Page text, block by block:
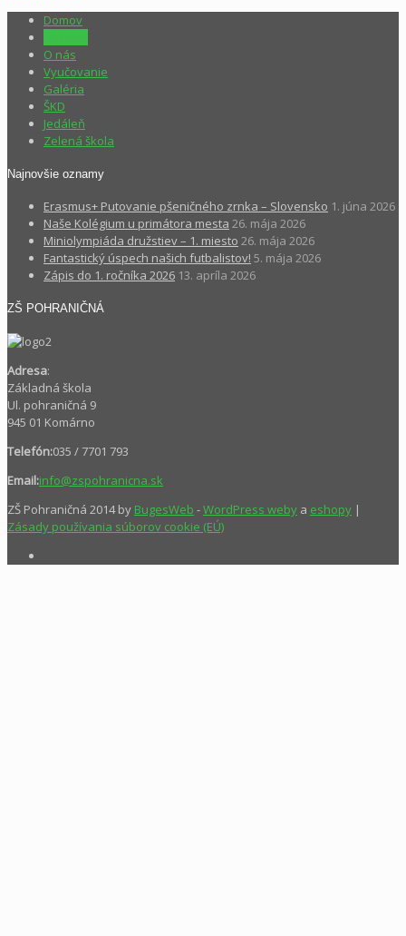
Domov
O nás
Vyučovanie
Galéria
ŠKD
Jedáleň
Zelená škola
Najnovšie oznamy
Erasmus+ Putovanie pšeničného zrnka – Slovensko 1. júna 2026
Naše Kolégium u primátora mesta 26. mája 2026
Miniolympiáda družstiev – 1. miesto 26. mája 2026
Fantastický úspech našich futbalistov! 5. mája 2026
Zápis do 1. ročníka 2026 13. apríla 2026
ZŠ POHRANIČNÁ
Adresa:
Základná škola
Ul. pohraničná 9
945 01 Komárno
Telefón:035 / 7701 793
Email:info@zspohranicna.sk
ZŠ Pohraničná 2014 by BugesWeb -WordPress weby a eshopy |
Zásady používania súborov cookie (EÚ)